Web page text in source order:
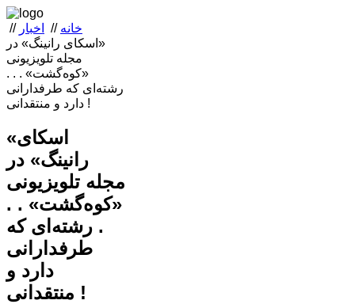
خانه // اخبار //
«اسکای رانینگ» در
مجله تلویزیونی
«کوه‌گشت» . . .
رشته‌ای که طرفدارانی
دارد و منتقدانی !
«اسکای
رانینگ» در
مجله تلویزیونی
«کوه‌گشت» . .
. رشته‌ای که
طرفدارانی
دارد و
منتقدانی !